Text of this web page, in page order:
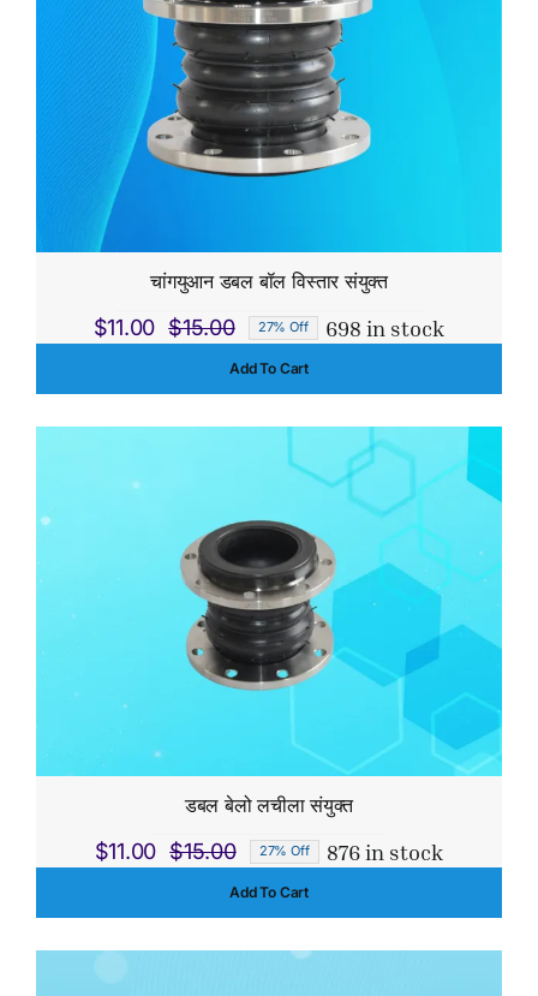
चांगयुआन डबल बॉल विस्तार संयुक्त
$15.00
Original
price
$11.00
Current
price
27% Off 698 in stock
Add To Cart
डबल बेलो लचीला संयुक्त
$15.00
Original
price
$15.00.
$11.00
Current
price
$11.00.
27% Off 876 in stock
Add To Cart